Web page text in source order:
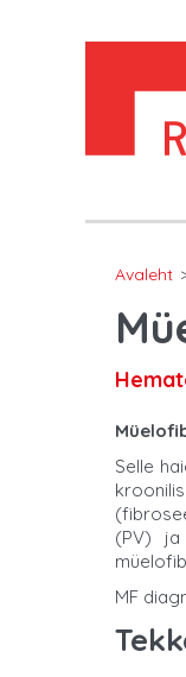
Avaleht
Selle
(PV) ja
MF